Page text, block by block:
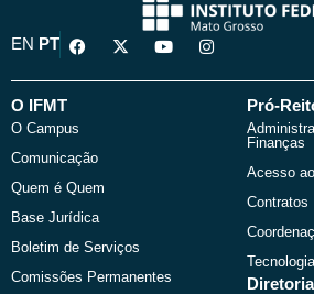
EN PT
F
a
e
o
k
X
-
w
Y
o
t
I
n
t
O IFMT
O Campus
Comunicação
Quem é Quem
Base Jurídica
Boletim de Serviços
Comissões Permanentes
Pró-
Finanças
Acesso
Contratos